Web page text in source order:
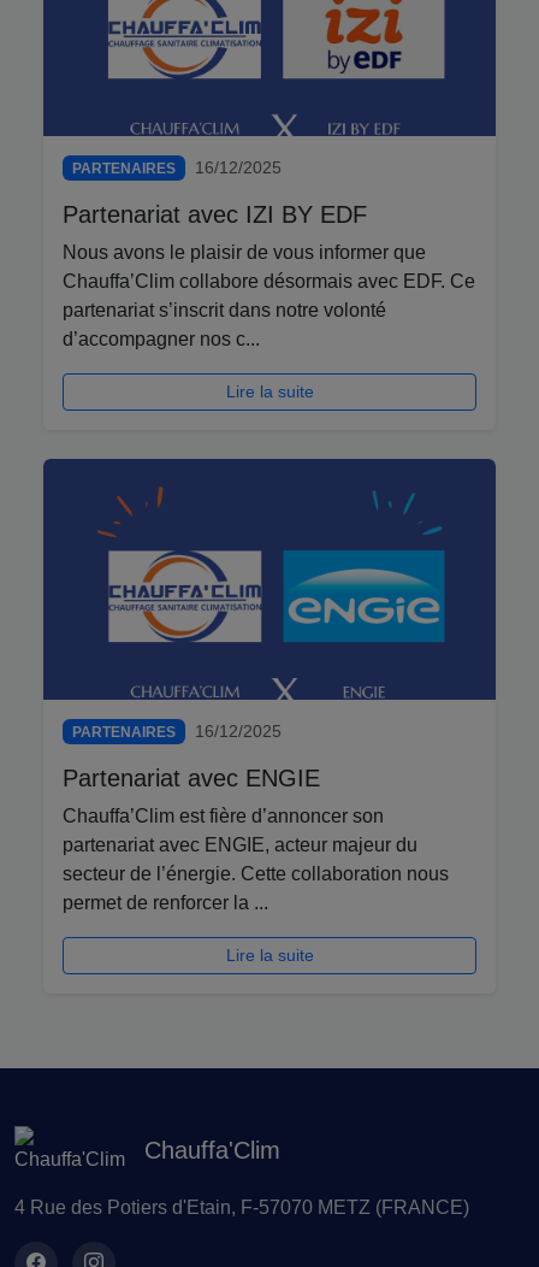
PARTENAIRES 16/12/2025
Partenariat avec IZI BY EDF
Nous avons le plaisir de vous informer que
Chauffa’Clim collabore désormais avec EDF. Ce
partenariat s’inscrit dans notre volonté
d’accompagner nos c...
Lire la suite
PARTENAIRES 16/12/2025
Partenariat avec ENGIE
Chauffa’Clim est fière d’annoncer son
partenariat avec ENGIE, acteur majeur du
secteur de l’énergie. Cette collaboration nous
permet de renforcer la ...
Lire la suite
Chauffa'Clim
4 Rue des Potiers d'Etain, F-57070 METZ (FRANCE)